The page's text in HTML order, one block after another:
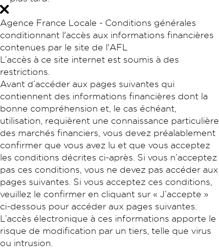
Agence France Locale - Conditions générales
conditionnant l'accès aux informations financières
contenues par le site de l'AFL
L’accès à ce site internet est soumis à des
restrictions.
Avant d’accéder aux pages suivantes qui
contiennent des informations financières dont la
bonne compréhension et, le cas échéant,
utilisation, requièrent une connaissance particulière
des marchés financiers, vous devez préalablement
confirmer que vous avez lu et que vous acceptez
les conditions décrites ci-après. Si vous n’acceptez
pas ces conditions, vous ne devez pas accéder aux
pages suivantes. Si vous acceptez ces conditions,
veuillez le confirmer en cliquant sur « J’accepte »
ci-dessous pour accéder aux pages suivantes.
L’accès électronique à ces informations apporte le
risque de modification par un tiers, telle que virus
ou intrusion.